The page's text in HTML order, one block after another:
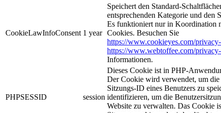
CookieLawInfoConsent 1 year
Speichert den Standard-
entsprechenden Kategorie und den
Es funktioniert nur in Koordination
Cookies. Besuchen Sie
https://www.cookieyes.com/
https://www.webtoffee.com/
Informationen.
PHPSESSID session
Dieses Cookie ist in PHP-
Der Cookie wird verwendet, um die
Sitzungs-ID eines Benutzers zu
identifizieren, um die
Website zu verwalten. Das Cookie